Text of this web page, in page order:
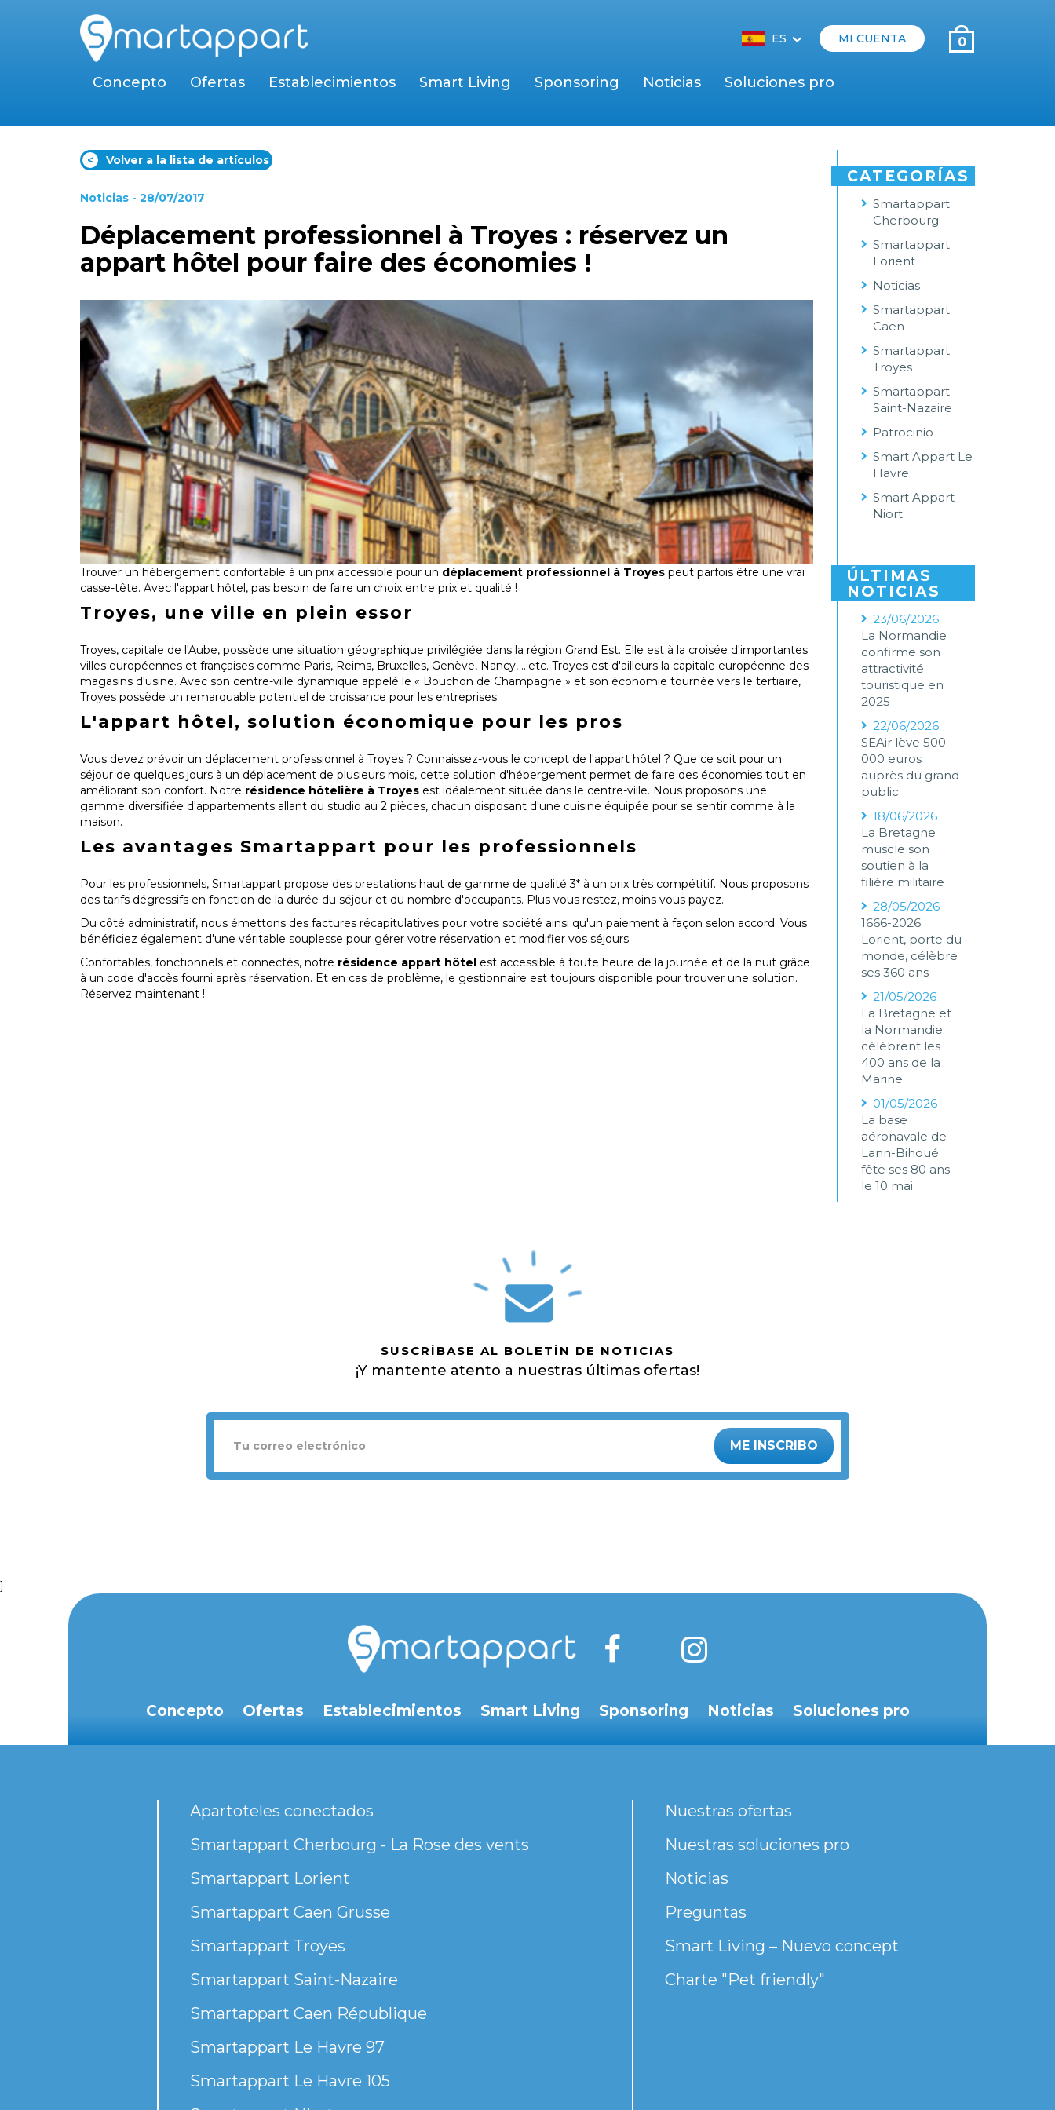
ES‹ MI CUENTA 0
Concepto Ofertas Establecimientos Smart Living Sponsoring Noticias Soluciones pro
< Volver a la lista de artículos
Noticias - 28/07/2017
Déplacement professionnel à Troyes : réservez un
appart hôtel pour faire des économies !
Trouver un hébergement confortable à un prix accessible pour un déplacement professionnel à Troyes peut parfois être une vrai
casse-tête. Avec l'appart hôtel, pas besoin de faire un choix entre prix et qualité !
Troyes, une ville en plein essor
Troyes, capitale de l'Aube, possède une situation géographique privilégiée dans la région Grand Est. Elle est à la croisée d'importantes
villes européennes et françaises comme Paris, Reims, Bruxelles, Genève, Nancy, ...etc. Troyes est d'ailleurs la capitale européenne des
magasins d'usine. Avec son centre-ville dynamique appelé le « Bouchon de Champagne » et son économie tournée vers le tertiaire,
Troyes possède un remarquable potentiel de croissance pour les entreprises.
L'appart hôtel, solution économique pour les pros
Vous devez prévoir un déplacement professionnel à Troyes ? Connaissez-vous le concept de l'appart hôtel ? Que ce soit pour un
séjour de quelques jours à un déplacement de plusieurs mois, cette solution d'hébergement permet de faire des économies tout en
améliorant son confort. Notre résidence hôtelière à Troyes est idéalement située dans le centre-ville. Nous proposons une
gamme diversifiée d'appartements allant du studio au 2 pièces, chacun disposant d'une cuisine équipée pour se sentir comme à la
maison.
Les avantages Smartappart pour les professionnels
Pour les professionnels, Smartappart propose des prestations haut de gamme de qualité 3* à un prix très compétitif. Nous proposons
des tarifs dégressifs en fonction de la durée du séjour et du nombre d'occupants. Plus vous restez, moins vous payez.
Du côté administratif, nous émettons des factures récapitulatives pour votre société ainsi qu'un paiement à façon selon accord. Vous
bénéficiez également d'une véritable souplesse pour gérer votre réservation et modifier vos séjours.
Confortables, fonctionnels et connectés, notre résidence appart hôtel est accessible à toute heure de la journée et de la nuit grâce
à un code d'accès fourni après réservation. Et en cas de problème, le gestionnaire est toujours disponible pour trouver une solution.
Réservez maintenant !
CATEGORÍAS
Smartappart
Cherbourg
Smartappart
Lorient
Noticias
Smartappart
Caen
Smartappart
Troyes
Smartappart
Saint-Nazaire
Patrocinio
Smart Appart Le
Havre
Smart Appart
Niort
ÚLTIMAS
NOTICIAS
23/06/2026
La Normandie
confirme son
attractivité
touristique en
2025
22/06/2026
SEAir lève 500
000 euros
auprès du grand
public
18/06/2026
La Bretagne
muscle son
soutien à la
filière militaire
28/05/2026
1666-2026 :
Lorient, porte du
monde, célèbre
ses 360 ans
21/05/2026
La Bretagne et
la Normandie
célèbrent les
400 ans de la
Marine
01/05/2026
La base
aéronavale de
Lann-Bihoué
fête ses 80 ans
le 10 mai
SUSCRÍBASE AL BOLETÍN DE NOTICIAS
¡Y mantente atento a nuestras últimas ofertas!
ME INSCRIBO
}
Concepto Ofertas Establecimientos Smart Living Sponsoring Noticias Soluciones pro
Apartoteles conectados
Smartappart Cherbourg - La Rose des vents
Smartappart Lorient
Smartappart Caen Grusse
Smartappart Troyes
Smartappart Saint-Nazaire
Smartappart Caen République
Smartappart Le Havre 97
Smartappart Le Havre 105
Nuestras ofertas
Nuestras soluciones pro
Noticias
Preguntas
Smart Living – Nuevo concept
Charte "Pet friendly"